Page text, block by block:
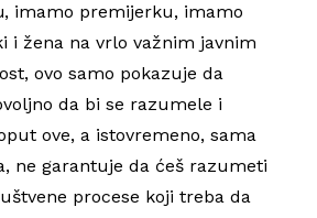
imamo premijerku, imamo
i žena na vrlo važnim javnim
ovo samo pokazuje da
da bi se razumele i
ove, a istovremeno, sama
ne garantuje da ćeš razumeti
procese koji treba da